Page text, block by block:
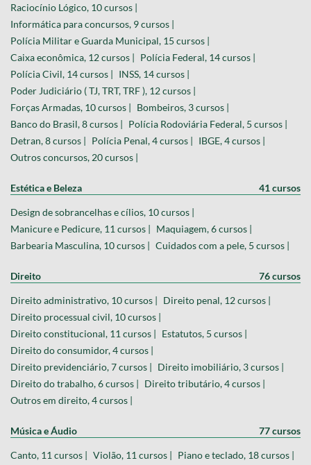
Raciocínio Lógico, 10 cursos |
Informática para concursos, 9 cursos |
Polícia Militar e Guarda Municipal, 15 cursos |
Caixa econômica, 12 cursos |
Polícia Federal, 14 cursos |
Polícia Civil, 14 cursos |
INSS, 14 cursos |
Poder Judiciário ( TJ, TRT, TRF ), 12 cursos |
Forças Armadas, 10 cursos |
Bombeiros, 3 cursos |
Banco do Brasil, 8 cursos |
Polícia Rodoviária Federal, 5 cursos |
Detran, 8 cursos |
Polícia Penal, 4 cursos |
IBGE, 4 cursos |
Outros concursos, 20 cursos |
Estética e Beleza 41 cursos
Design de sobrancelhas e cílios, 10 cursos |
Manicure e Pedicure, 11 cursos |
Maquiagem, 6 cursos |
Barbearia Masculina, 10 cursos |
Cuidados com a pele, 5 cursos |
Direito 76 cursos
Direito administrativo, 10 cursos |
Direito penal, 12 cursos |
Direito processual civil, 10 cursos |
Direito constitucional, 11 cursos |
Estatutos, 5 cursos |
Direito do consumidor, 4 cursos |
Direito previdenciário, 7 cursos |
Direito imobiliário, 3 cursos |
Direito do trabalho, 6 cursos |
Direito tributário, 4 cursos |
Outros em direito, 4 cursos |
Música e Áudio 77 cursos
Canto, 11 cursos | Violão, 11 cursos |
Piano e teclado, 18 cursos |